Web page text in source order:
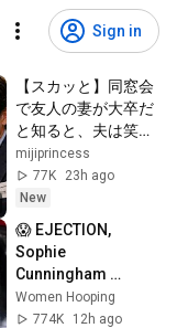
Sign in
【スカッと】同窓会
で友人の妻が大卒だ
と知ると、夫は笑っ
た。「うちの妻は高
卒で、本当に頭が悪
い」私は微笑んだ。
「では、どちらが愚
かか確かめましょ
う」――数分後、夫
は顔面蒼白になっ
た……。
mijiprincess
77K
23h ago
New
😱 EJECTION,
Sophie
Cunningham
CLOBBERED in
HEAD by DiJonai
Women Hooping
774K
12h ago